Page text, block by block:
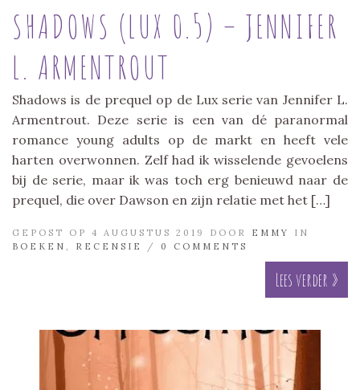
SHADOWS (LUX 0.5) – JENNIFER
L. ARMENTROUT
Shadows is de prequel op de Lux serie van Jennifer L.
Armentrout. Deze serie is een van dé paranormal
romance young adults op de markt en heeft vele
harten overwonnen. Zelf had ik wisselende gevoelens
bij de serie, maar ik was toch erg benieuwd naar de
prequel, die over Dawson en zijn relatie met het […]
GEPOST OP 4 AUGUSTUS 2019 DOOR EMMY
IN
BOEKEN
RECENSIE / 0 COMMENTS
Lees verder »